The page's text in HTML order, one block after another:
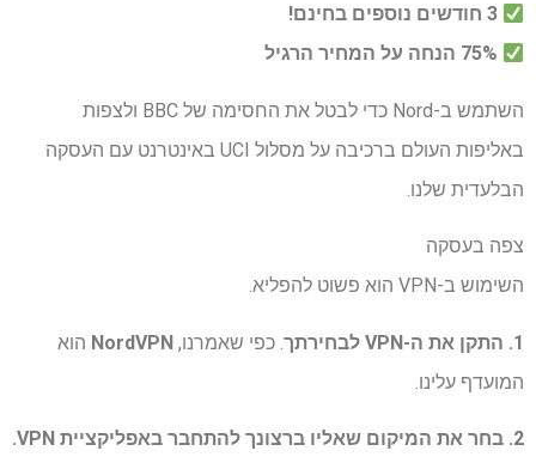
3 חודשים נוספים בחינם!
השתמש ב-Nord כדי לבטל את החסימה של BBC ולצפות
באליפות העולם ברכיבה על מסלול UCI באינטרנט עם העסקה
הבלעדית שלנו.
צפה בעסקה
השימוש ב-VPN הוא פשוט להפליא.
1. התקן את ה-VPN לבחירתך . כפי שאמרנו, NordVPN הוא
המועדף עלינו.
2. בחר את המיקום שאליו ברצונך להתחבר באפליקציית VPN.